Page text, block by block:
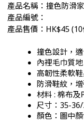
產品名稱： 撞色防滑
產品編號：
產品售價：HK$45(
撞色設計，
內裡毛巾質
高韌性柔軟
防滑鞋紋，
材料 : 棉布及
尺寸：35-
顏色： 圖中